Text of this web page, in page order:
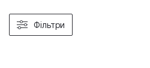
Фільтри